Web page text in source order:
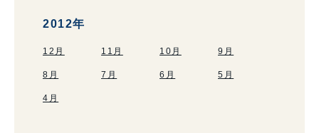
2012年
12月 11月 10月 9月
8月 7月 6月 5月
4月